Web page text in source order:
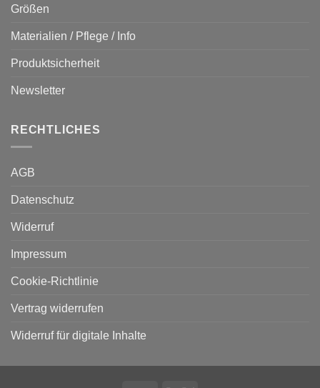
Größen
Materialien / Pflege / Info
Produktsicherheit
Newsletter
RECHTLICHES
AGB
Datenschutz
Widerruf
Impressum
Cookie-Richtlinie
Vertrag widerrufen
Widerruf für digitale Inhalte